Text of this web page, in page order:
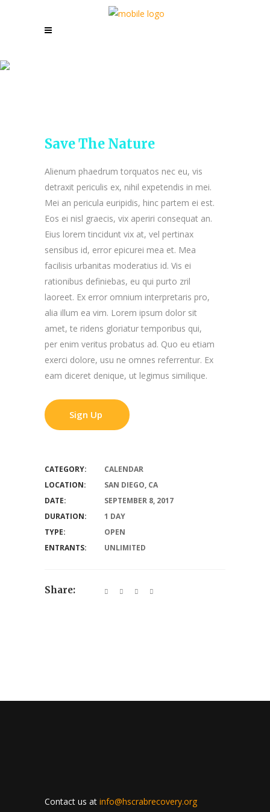
Save The Nature
Alienum phaedrum torquatos nec eu, vis
detraxit periculis ex, nihil expetendis in mei.
Mei an pericula euripidis, hinc partem ei est.
Eos ei nisl graecis, vix aperiri consequat an.
Eius lorem tincidunt vix at, vel pertinax
sensibus id, error epicurei mea et. Mea
facilisis urbanitas moderatius id. Vis ei
rationibus definiebas, eu qui purto zril
laoreet. Ex error omnium interpretaris pro,
alia illum ea vim. Lorem ipsum dolor sit
amet, te ridens gloriatur temporibus qui,
per enim veritus probatus ad. Quo eu etiam
exerci dolore, usu ne omnes referrentur. Ex
eam diceret denique, ut legimus similique.
Sign Up
CATEGORY:
CALENDAR
LOCATION:
SAN DIEGO, CA
DATE:
SEPTEMBER 8, 2017
DURATION:
1 DAY
TYPE:
OPEN
ENTRANTS:
UNLIMITED
Share:
Contact us at info@hscrabrecovery.org